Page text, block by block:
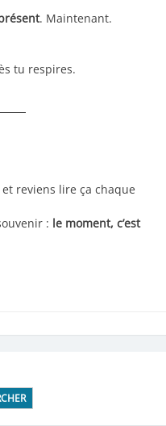
. Maintenant.
tu respires.
et reviens lire ça chaque
: le moment, c’est